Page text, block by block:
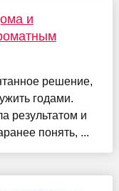
и
решение,
годами.
результатом и
понять, ...